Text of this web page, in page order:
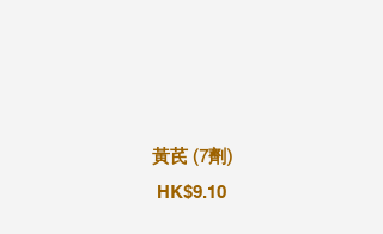
黃芪 (7劑)
HK$9.10